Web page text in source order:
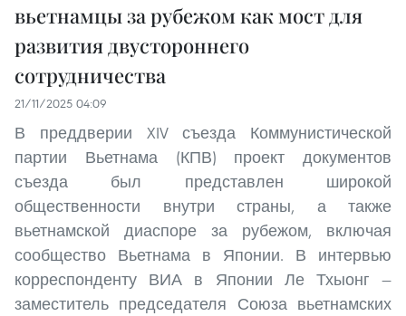
вьетнамцы за рубежом как мост для
развития двустороннего
сотрудничества
21/11/2025 04:09
В преддверии XIV съезда Коммунистической
партии Вьетнама (КПВ) проект документов
съезда был представлен широкой
общественности внутри страны, а также
вьетнамской диаспоре за рубежом, включая
сообщество Вьетнама в Японии. В интервью
корреспонденту ВИА в Японии Ле Тхыонг —
заместитель председателя Союза вьетнамских